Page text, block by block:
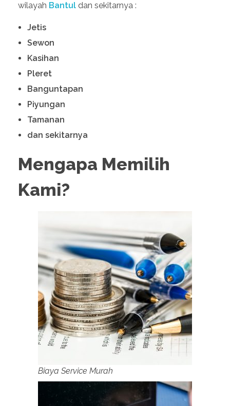
wilayah Bantul dan sekitarnya :
Jetis
Sewon
Kasihan
Pleret
Banguntapan
Piyungan
Tamanan
dan sekitarnya
Mengapa Memilih
Kami?
Biaya Service Murah